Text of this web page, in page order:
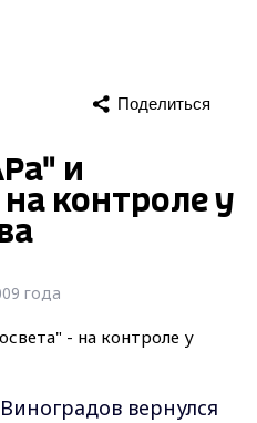
Поделиться
и
контроле у
года
вернулся